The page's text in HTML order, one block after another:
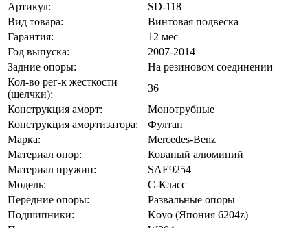
Артикул:
SD-118
Вид товара:
Винтовая подвеска
Гарантия:
12 мес
Год выпуска:
2007-2014
Задние опоры:
На резиновом соединении
Кол-во рег-к жесткости
(щелчки):
36
Конструкция аморт:
Монотрубные
Конструкция амортизатора:
Фултап
Марка:
Mercedes-Benz
Материал опор:
Кованый алюминий
Материал пружин:
SAE9254
Модель:
C-Класс
Передние опоры:
Развальные опоры
Подшипники:
Koyo (Япония 6204z)